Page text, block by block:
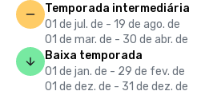
Temporada intermediária
01 de jul. de - 19 de ago. de
01 de mar. de - 30 de abr. de
Baixa temporada
01 de jan. de - 29 de fev. de
01 de dez. de - 31 de dez. de